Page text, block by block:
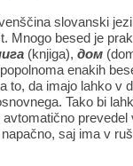
slovanski
Mnogo besed je
(knjiga), дом
enakih
to, da imajo lahko v
Tako bi
prevedel
saj ima v